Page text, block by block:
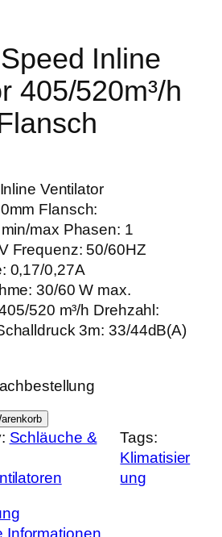
Inline
405/520m³/h
k
u
l
e
s
:
Ventilator
Flansch:
max Phasen: 1
Frequenz: 50/60HZ
0,17/0,27A
30/60 W max.
520 m³/h Drehzahl:
3m: 33/44dB(A)
Schläuche &
Tags:
Klimatisier
ung
Informationen